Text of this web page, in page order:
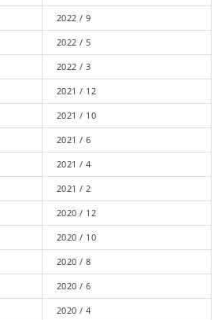
2022 / 9
2022 / 5
2022 / 3
2021 / 12
2021 / 10
2021 / 6
2021 / 4
2021 / 2
2020 / 12
2020 / 10
2020 / 8
2020 / 6
2020 / 4